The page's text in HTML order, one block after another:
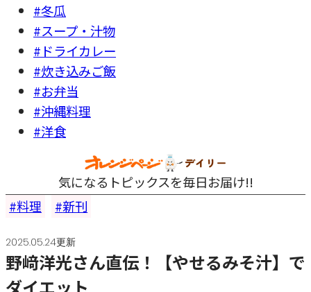
#冬瓜
#スープ・汁物
#ドライカレー
#炊き込みご飯
#お弁当
#沖縄料理
#洋食
気になるトピックスを毎日お届け!!
料理
新刊
2025.05.24更新
野﨑洋光さん直伝！【やせるみそ汁】で
ダイエット